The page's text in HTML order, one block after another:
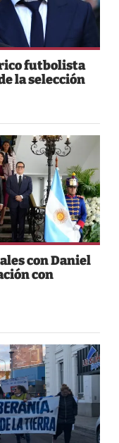
futbolista
la selección
con Daniel
con